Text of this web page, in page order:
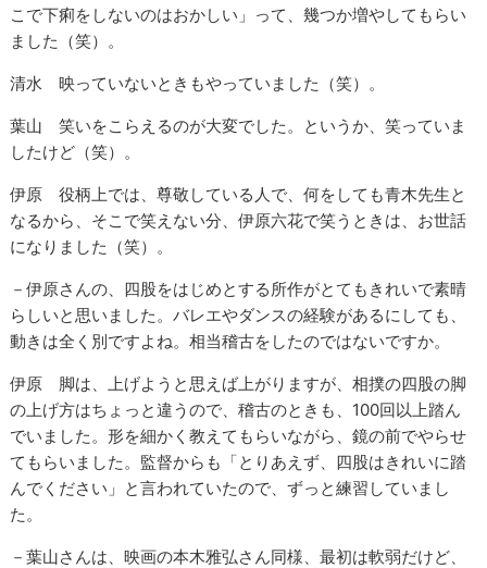
こで下痢をしないのはおかしい」って、幾つか増やしてもらい
ました（笑）。
清水 映っていないときもやっていました（笑）。
葉山 笑いをこらえるのが大変でした。というか、笑っていま
したけど（笑）。
伊原 役柄上では、尊敬している人で、何をしても青木先生と
なるから、そこで笑えない分、伊原六花で笑うときは、お世話
になりました（笑）。
－伊原さんの、四股をはじめとする所作がとてもきれいで素晴
らしいと思いました。バレエやダンスの経験があるにしても、
動きは全く別ですよね。相当稽古をしたのではないですか。
伊原 脚は、上げようと思えば上がりますが、相撲の四股の脚
の上げ方はちょっと違うので、稽古のときも、100回以上踏ん
でいました。形を細かく教えてもらいながら、鏡の前でやらせ
てもらいました。監督からも「とりあえず、四股はきれいに踏
んでください」と言われていたので、ずっと練習していまし
た。
－葉山さんは、映画の本木雅弘さん同様、最初は軟弱だけど、